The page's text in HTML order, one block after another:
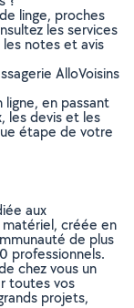
linge, proches
les services
notes et avis
AlloVoisins
en passant
les devis et les
étape de votre
aux
créée en
de plus
professionnels.
chez vous un
toutes vos
projets,